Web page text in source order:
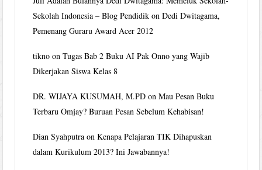
Sekolah Indonesia – Blog Pendidik onDedi Dwitagama,
Pemenang Guraru Award Acer 2012
tikno onTugas Bab 2 Buku AI Pak Onno yang Wajib
Dikerjakan Siswa Kelas 8
DR. WIJAYA KUSUMAH, M.PD onMau Pesan Buku
Terbaru Omjay? Buruan Pesan Sebelum Kehabisan!
Dian Syahputra onKenapa Pelajaran TIK Dihapuskan
dalam Kurikulum 2013? Ini Jawabannya!